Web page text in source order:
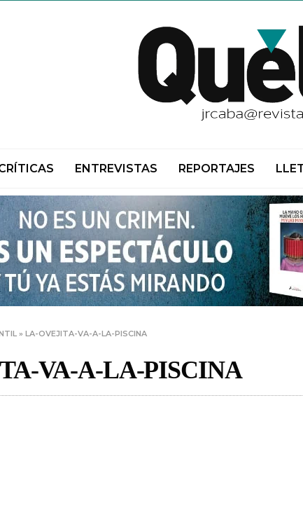
ENTREVISTAS REPORTAJES
»LA-OVEJITA-VA-A-LA-PISCINA
VA-A-LA-PISCINA